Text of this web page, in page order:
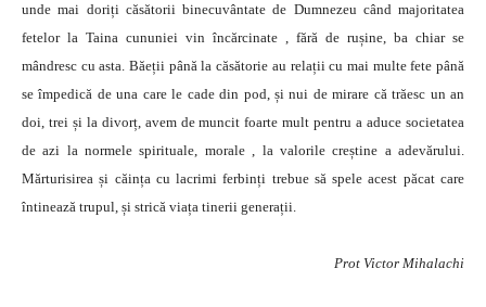
unde mai doriți căsătorii binecuvântate de Dumnezeu când majoritatea
fetelor la Taina cununiei vin încărcinate , fără de rușine, ba chiar se
mândresc cu asta. Băeții până la căsătorie au relații cu mai multe fete până
se împedică de una care le cade din pod, și nui de mirare că trăesc un an
doi, trei și la divorț, avem de muncit foarte mult pentru a aduce societatea
de azi la normele spirituale, morale , la valorile creștine a adevărului.
Mărturisirea și căința cu lacrimi ferbinți trebue să spele acest păcat care
întinează trupul, și strică viața tinerii generații.
Prot Victor Mihalachi